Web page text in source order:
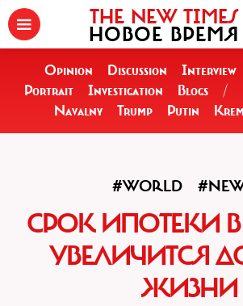
THE NEW TIMES
НОВОЕ ВРЕМЯ
Opinion Discussion Interview
Portrait
Investigation Blogs /
Navalny
Trump Putin
#WORLD
СРОК ИПОТЕКИ
УВЕЛИЧИТСЯ
ЖИЗНИ